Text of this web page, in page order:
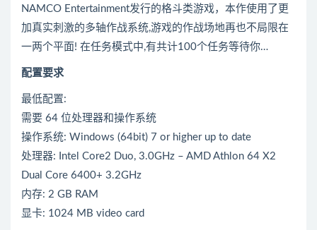
NAMCO Entertainment发行的格斗类游戏，本作使用了更
加真实刺激的多轴作战系统,游戏的作战场地再也不局限在
一两个平面! 在任务模式中,有共计100个任务等待你…
配置要求
最低配置:
需要 64 位处理器和操作系统
操作系统: Windows (64bit) 7 or higher up to date
处理器: Intel Core2 Duo, 3.0GHz – AMD Athlon 64 X2
Dual Core 6400+ 3.2GHz
内存: 2 GB RAM
显卡: 1024 MB video card